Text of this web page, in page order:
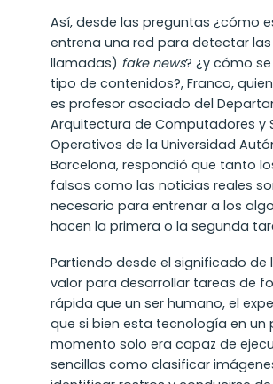
Así, desde las preguntas ¿cómo
entrena una red para detectar
llamadas) fake news? ¿y cómo
tipo de contenidos?, Franco,
es profesor asociado del
Arquitectura de Computadores y
Operativos de la Universidad
Barcelona, respondió que tanto
falsos como las noticias reales
necesario para entrenar a los
hacen la primera o la segunda
Partiendo desde el significado de
valor para desarrollar tareas de
rápida que un ser humano, el
que si bien esta tecnología en un
momento solo era capaz de
sencillas como clasificar